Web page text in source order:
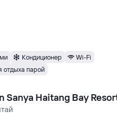
Кондиционер
Wi-Fi
отдыха парой
Sanya Haitang Bay